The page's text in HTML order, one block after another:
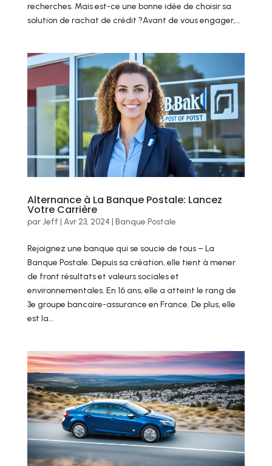
recherches. Mais est-ce une bonne idée de choisir sa
solution de rachat de crédit ?Avant de vous engager,...
Alternance à La Banque Postale: Lancez
Votre Carrière
parJeff | Avr 23, 2024 | Banque Postale
Rejoignez une banque qui se soucie de tous – La
Banque Postale. Depuis sa création, elle tient à mener
de front résultats et valeurs sociales et
environnementales. En 16 ans, elle a atteint le rang de
3e groupe bancaire-assurance en France. De plus, elle
est la...